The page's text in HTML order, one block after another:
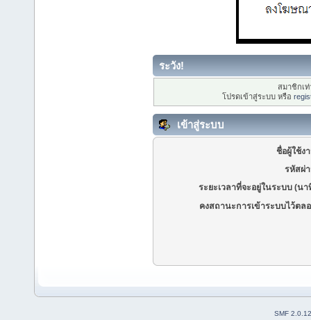
ระวัง!
สมาชิกเ
โปรดเข้าสู่ระบบ หรือ
เข้าสู่ระบบ
ชื่อผู้ใช้ง
รหัสผ่
ระยะเวลาที่จะอยู่ในระบบ (นา
คงสถานะการเข้าระบบไว้ตล
SMF 2.0.12